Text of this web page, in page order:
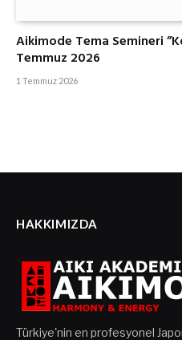
Aikimode Tema Semineri
Temmuz 2026
1 Temmuz 2026
HAKKIMIZDA
Türkiye'nin en profesyonel